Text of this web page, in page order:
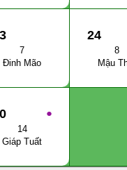
7
Đinh Mão
24
8
Mậu
●
14
Giáp Tuất